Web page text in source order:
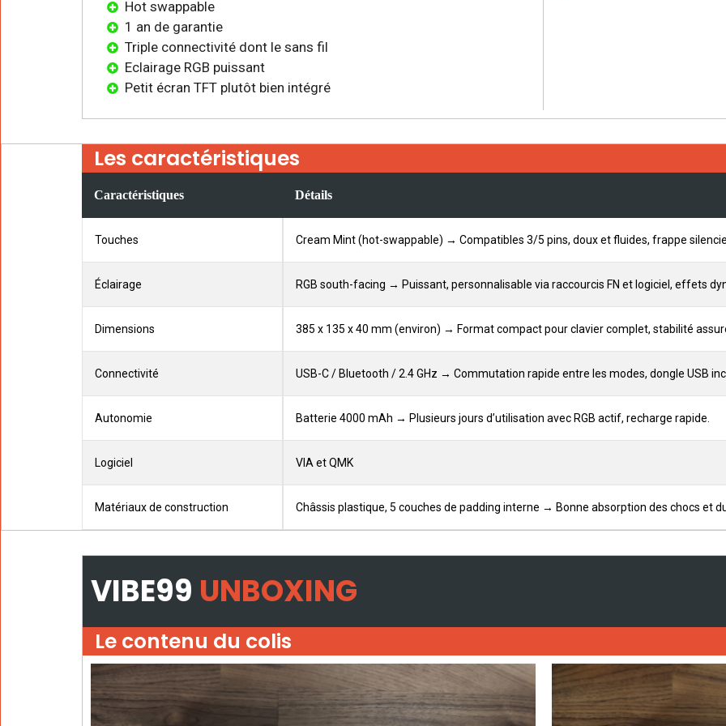
Hot swappable
1 an de garantie
Triple connectivité dont le sans fil
Eclairage RGB puissant
Petit écran TFT plutôt bien intégré
Les caractéristiques
Caractéristiques Détails
Touches Cream Mint (hot-swappable) → Compatibles 3/5 pins, doux et fluides, frappe
Éclairage RGB south-facing → Puissant, personnalisable via raccourcis FN et logiciel, effets
Dimensions 385 x 135 x 40 mm (environ) → Format compact pour clavier complet, stabilité
Connectivité USB-C / Bluetooth / 2.4 GHz → Commutation rapide entre les modes, dongle USB
Autonomie Batterie 4000 mAh → Plusieurs jours d’utilisation avec RGB actif, recharge rapide.
Logiciel VIA et QMK
Matériaux de construction Châssis plastique, 5 couches de padding interne → Bonne absorption des chocs et
VIBE99 UNBOXING
Le contenu du colis